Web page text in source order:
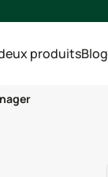
produitsBlog